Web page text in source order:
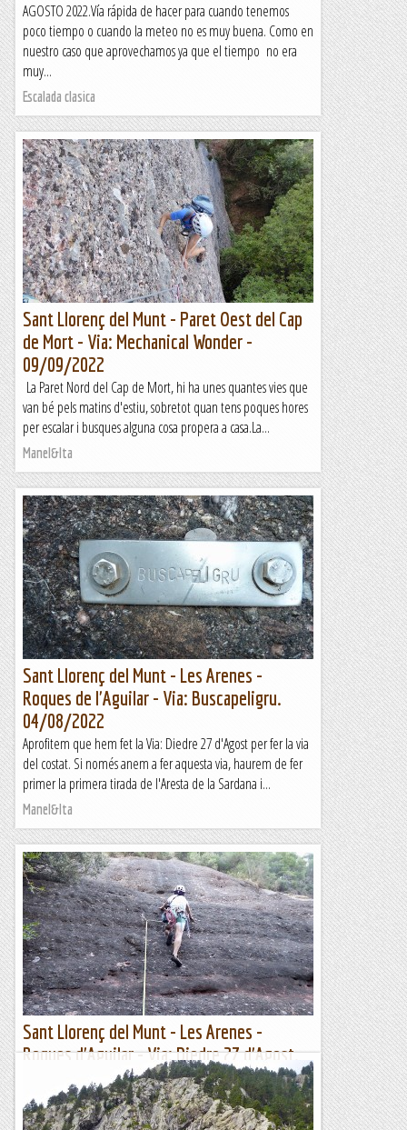
AGOSTO 2022.Vía rápida de hacer para cuando tenemos
poco tiempo o cuando la meteo no es muy buena. Como en
nuestro caso que aprovechamos ya que el tiempo no era
muy...
Escalada clasica
Sant Llorenç del Munt - Paret Oest del Cap
de Mort - Via: Mechanical Wonder -
09/09/2022
La Paret Nord del Cap de Mort, hi ha unes quantes vies que
van bé pels matins d'estiu, sobretot quan tens poques hores
per escalar i busques alguna cosa propera a casa.La...
Manel&Ita
Sant Llorenç del Munt - Les Arenes -
Roques de l'Aguilar - Via: Buscapeligru.
04/08/2022
Aprofitem que hem fet la Via: Diedre 27 d'Agost per fer la via
del costat. Si només anem a fer aquesta via, haurem de fer
primer la primera tirada de l'Aresta de la Sardana i...
Manel&Ita
Sant Llorenç del Munt - Les Arenes -
Roques d'Aguilar - Via: Diedre 27 d'Agost.
04/08/2022
Aprofitem la proximitat, l'ombra i la fresca del matí per anar
fent vies a les Arenes. Per fer la via Diedre 27 d'Agost haurem